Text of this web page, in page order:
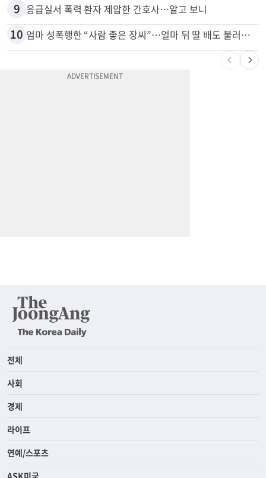
9 응급실서 폭력 환자 제압한 간호사…알고 보니
10 엄마 성폭행한 “사람 좋은 장씨”…얼마 뒤 딸 배도 불러왔다
전체
사회
경제
라이프
연예/스포츠
ASK미국